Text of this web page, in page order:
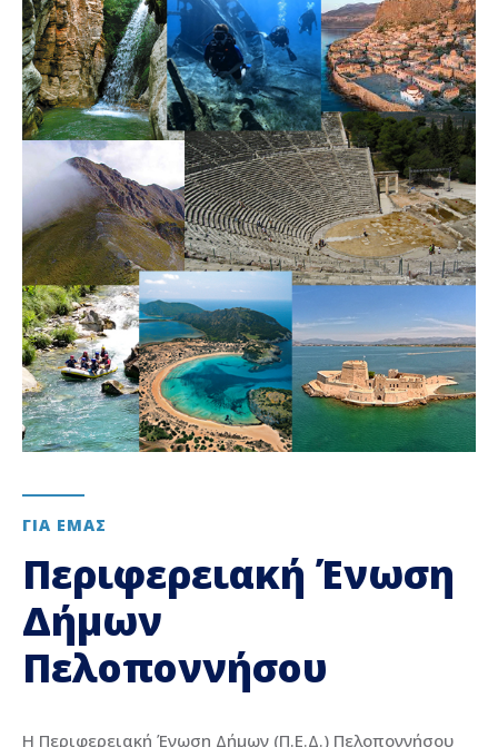
ΓΙΑ ΕΜΑΣ
Περιφερειακή Ένωση
Δήμων
Πελοποννήσου
Η Περιφερειακή Ένωση Δήμων (Π.Ε.Δ.) Πελοποννήσου